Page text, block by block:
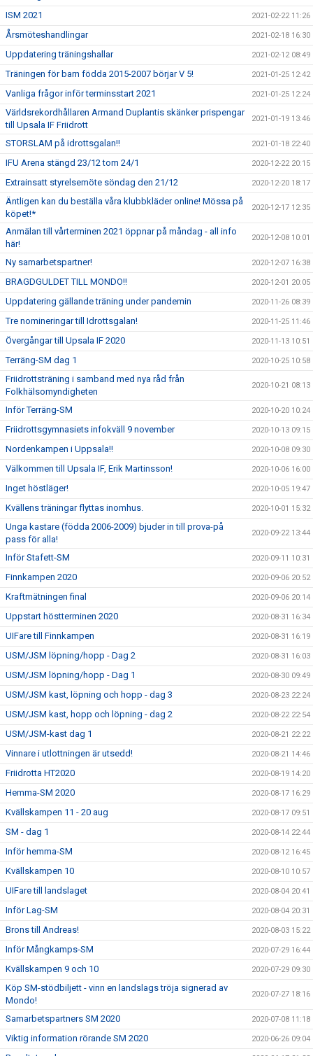
ISM 2021 2021-02-22 11:26
Årsmöteshandlingar 2021-02-18 16:30
Uppdatering träningshallar 2021-02-12 08:49
Träningen för barn födda 2015-2007 börjar V 5! 2021-01-25 12:42
Vanliga frågor inför terminsstart 2021 2021-01-25 12:24
Världsrekordhållaren Armand Duplantis skänker prispengar
till Upsala IF Friidrott
2021-01-19 13:46
STORSLAM på idrottsgalan!! 2021-01-18 22:40
IFU Arena stängd 23/12 tom 24/1 2020-12-22 20:15
Extrainsatt styrelsemöte söndag den 21/12 2020-12-20 18:17
Äntligen kan du beställa våra klubbkläder online! Mössa på
köpet!*
2020-12-17 12:35
Anmälan till vårterminen 2021 öppnar på måndag - all info
här!
2020-12-08 10:01
Ny samarbetspartner! 2020-12-07 16:38
BRAGDGULDET TILL MONDO!! 2020-12-01 20:05
Uppdatering gällande träning under pandemin 2020-11-26 08:39
Tre nomineringar till Idrottsgalan! 2020-11-25 11:46
Övergångar till Upsala IF 2020 2020-11-13 10:51
Terräng-SM dag 1 2020-10-25 10:58
Friidrottsträning i samband med nya råd från
Folkhälsomyndigheten
2020-10-21 08:13
Inför Terräng-SM 2020-10-20 10:24
Friidrottsgymnasiets infokväll 9 november 2020-10-13 09:15
Nordenkampen i Uppsala!! 2020-10-08 09:30
Välkommen till Upsala IF, Erik Martinsson! 2020-10-06 16:00
Inget höstläger! 2020-10-05 19:47
Kvällens träningar flyttas inomhus. 2020-10-01 15:32
Unga kastare (födda 2006-2009) bjuder in till prova-på
pass för alla!
2020-09-22 13:44
Inför Stafett-SM 2020-09-11 10:31
Finnkampen 2020 2020-09-06 20:52
Kraftmätningen final 2020-09-06 20:14
Uppstart höstterminen 2020 2020-08-31 16:34
UIFare till Finnkampen 2020-08-31 16:19
USM/JSM löpning/hopp - Dag 2 2020-08-31 16:03
USM/JSM löpning/hopp - Dag 1 2020-08-30 09:49
USM/JSM kast, löpning och hopp - dag 3 2020-08-23 22:24
USM/JSM kast, hopp och löpning - dag 2 2020-08-22 22:54
USM/JSM-kast dag 1 2020-08-21 22:22
Vinnare i utlottningen är utsedd! 2020-08-21 14:46
Friidrotta HT2020 2020-08-19 14:20
Hemma-SM 2020 2020-08-17 16:29
Kvällskampen 11 - 20 aug 2020-08-17 09:51
SM - dag 1 2020-08-14 22:44
Inför hemma-SM 2020-08-12 16:45
Kvällskampen 10 2020-08-10 10:57
UIFare till landslaget 2020-08-04 20:41
Inför Lag-SM 2020-08-04 20:31
Brons till Andreas! 2020-08-03 15:22
Inför Mångkamps-SM 2020-07-29 16:44
Kvällskampen 9 och 10 2020-07-29 09:30
Köp SM-stödbiljett - vinn en landslags tröja signerad av
Mondo!
2020-07-27 18:16
Samarbetspartners SM 2020 2020-07-08 11:18
Viktig information rörande SM 2020 2020-06-26 09:04